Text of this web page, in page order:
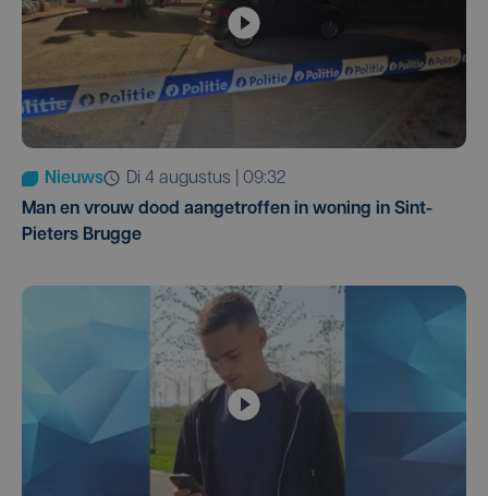
Nieuws
di 4 augustus | 09:32
Man en vrouw dood aangetroffen in woning in Sint-
Pieters Brugge